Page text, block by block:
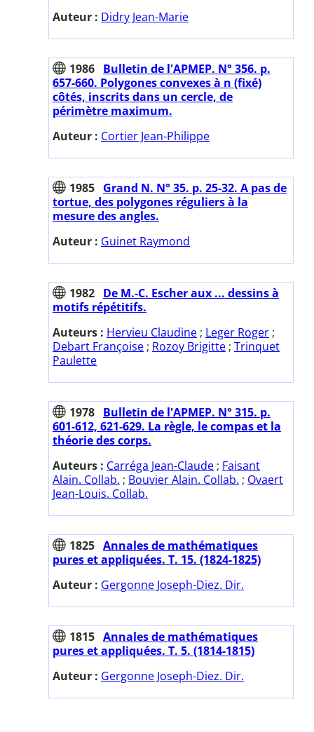
Auteur : Didry Jean-Marie
1986 Bulletin de l'APMEP. N° 356. p.
657-660. Polygones convexes à n (fixé)
côtés, inscrits dans un cercle, de
périmètre maximum.
Auteur : Cortier Jean-Philippe
1985 Grand N. N° 35. p. 25-32. A pas de
tortue, des polygones réguliers à la
mesure des angles.
Auteur : Guinet Raymond
1982 De M.-C. Escher aux ... dessins à
motifs répétitifs.
Auteurs : Hervieu Claudine ; Leger Roger ;
Debart Françoise ; Rozoy Brigitte ; Trinquet
Paulette
1978 Bulletin de l'APMEP. N° 315. p.
601-612, 621-629. La règle, le compas et la
théorie des corps.
Auteurs : Carréga Jean-Claude ; Faisant
Alain. Collab. ; Bouvier Alain. Collab. ; Ovaert
Jean-Louis. Collab.
1825 Annales de mathématiques
pures et appliquées. T. 15. (1824-1825)
Auteur : Gergonne Joseph-Diez. Dir.
1815 Annales de mathématiques
pures et appliquées. T. 5. (1814-1815)
Auteur : Gergonne Joseph-Diez. Dir.